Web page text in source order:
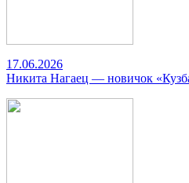
17.06.2026
Никита Нагаец — новичок